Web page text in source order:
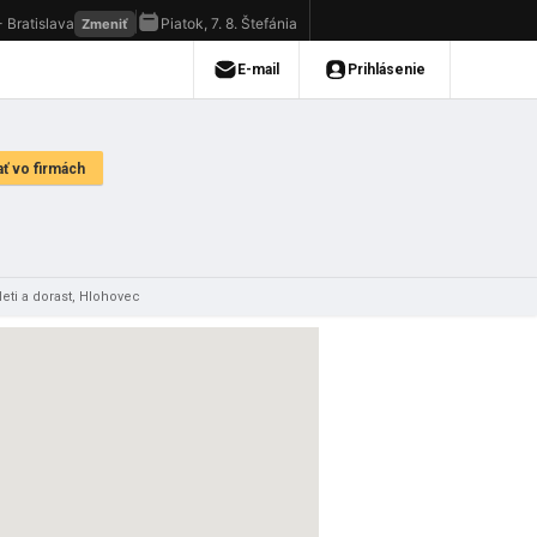
a dorast, Hlohovec